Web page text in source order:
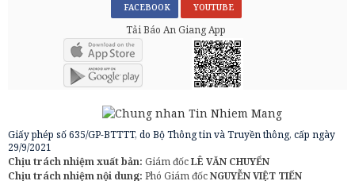
FACEBOOK YOUTUBE
Tải Báo An Giang App
Giấy phép số 635/GP-BTTTT, do Bộ Thông tin và Truyền thông, cấp ngày
29/9/2021
Chịu trách nhiệm xuất bản: Giám đốcLÊ VĂN CHUYỂN
Chịu trách nhiệm nội dung: Phó Giám đốcNGUYỄN VIỆT TIẾN